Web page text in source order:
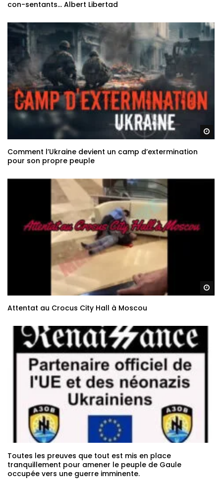
con-sentants… Albert Libertad
Comment l’Ukraine devient un camp d’extermination
pour son propre peuple
Attentat au Crocus City Hall à Moscou
Toutes les preuves que tout est mis en place
tranquillement pour amener le peuple de Gaule
occupée vers une guerre imminente.